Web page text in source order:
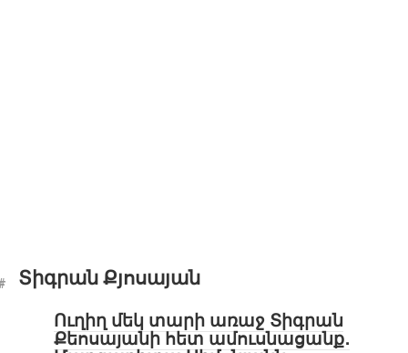
Տիգրան Քյոսայան
Ուղիղ մեկ տարի առաջ Տիգրան
Քեոսայանի հետ ամուսնացանք․